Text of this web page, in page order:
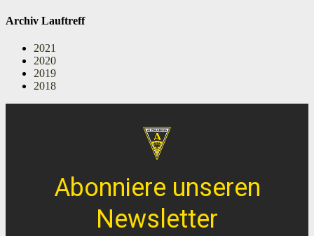
Archiv Lauftreff
2021
2020
2019
2018
Abonniere unseren
Newsletter